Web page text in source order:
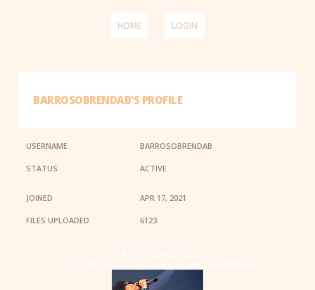
HOME LOGIN
BARROSOBRENDAB'S PROFILE
USERNAME BARROSOBRENDAB
STATUS ACTIVE
JOINED APR 17, 2021
FILES UPLOADED 6123